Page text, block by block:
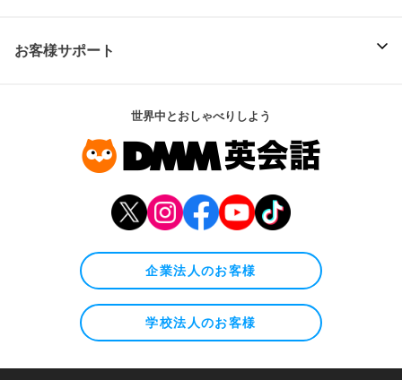
お客様サポート
世界中とおしゃべりしよう
企業法人のお客様
学校法人のお客様